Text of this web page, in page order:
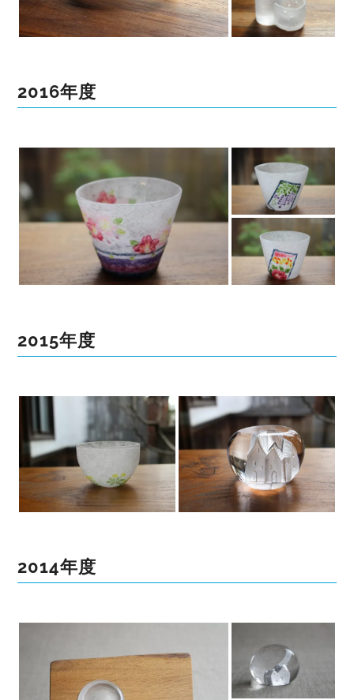
2016年度
2015年度
2014年度